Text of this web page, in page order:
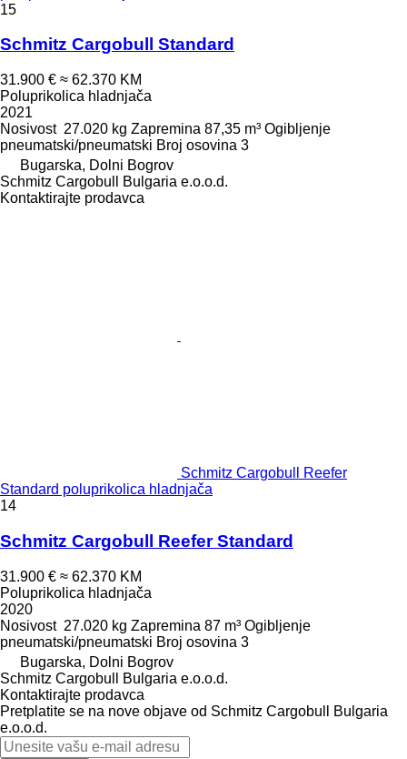
15
Schmitz Cargobull Standard
31.900 € ≈ 62.370 KM
Poluprikolica hladnjača
2021
Nosivost 27.020 kg Zapremina 87,35 m³ Ogibljenje
pneumatski/pneumatski Broj osovina 3
Bugarska, Dolni Bogrov
Schmitz Cargobull Bulgaria e.o.o.d.
Kontaktirajte prodavca
Schmitz Cargobull Reefer
Standard poluprikolica hladnjača
14
Schmitz Cargobull Reefer Standard
31.900 € ≈ 62.370 KM
Poluprikolica hladnjača
2020
Nosivost 27.020 kg Zapremina 87 m³ Ogibljenje
pneumatski/pneumatski Broj osovina 3
Bugarska, Dolni Bogrov
Schmitz Cargobull Bulgaria e.o.o.d.
Kontaktirajte prodavca
Pretplatite se na nove objave od Schmitz Cargobull Bulgaria
e.o.o.d.